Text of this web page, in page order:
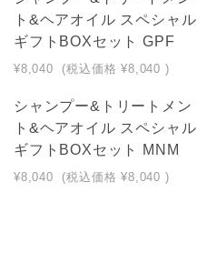
ト&ヘアオイル スペシャル
ギフトBOXセット GPF
¥8,040 (税込価格 ¥8,040 )
シャンプー&トリートメン
ト&ヘアオイル スペシャル
ギフトBOXセット MNM
¥8,040 (税込価格 ¥8,040 )